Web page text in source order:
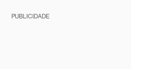
PUBLICIDADE